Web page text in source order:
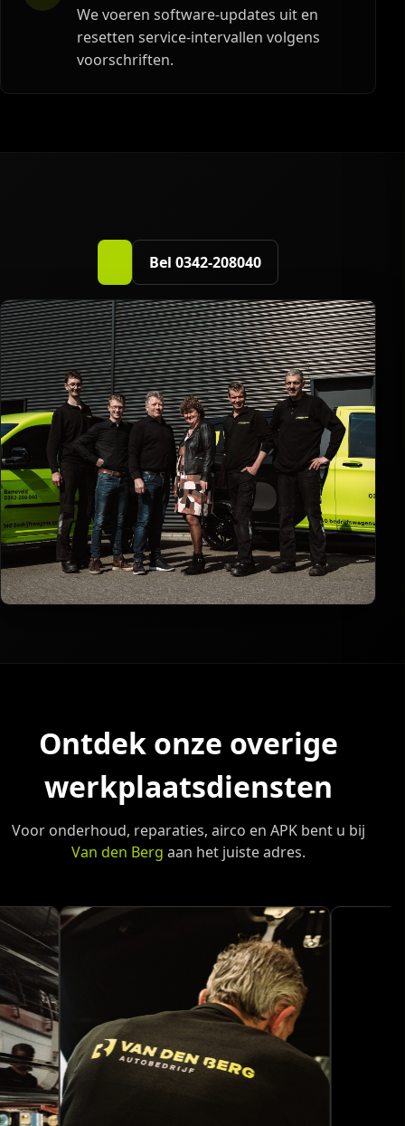
We voeren software-updates uit en
resetten service-intervallen volgens
voorschriften.
Bel 0342-208040
Ontdek onze overige
werkplaatsdiensten
Voor onderhoud, reparaties, airco en APK bent u bij
Van den Berg aan het juiste adres.